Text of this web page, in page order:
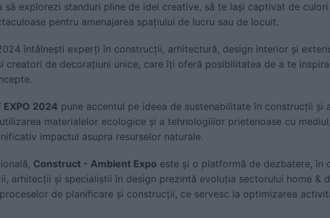
să explorezi standuri pline de idei creative, să te lași captivat de
pentru amenajarea spațiului de lucru sau de locuit.
întâlnești experți în construcții, arhitectură, design interior și
creatori de decorațiuni unice, care îți oferă posibilitatea de a te
EXPO 2024 pune accentul pe ideea de sustenabilitate în construcții și
materialelor ecologice și a tehnologiilor prietenoase cu
impactul asupra resurselor naturale.
Construct - Ambient Expo este și o platformă de dezbatere, în
arhitecții și specialiștii în design prezintă evoluția sectorului home &
de planificare și construcții, ce servesc la optimizarea